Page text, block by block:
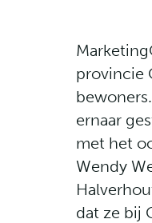
provincie
ernaar
met het
Wendy
dat ze bij